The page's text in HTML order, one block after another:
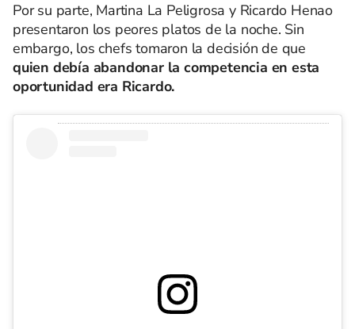
Por su parte, Martina La Peligrosa y Ricardo Henao
presentaron los peores platos de la noche. Sin
embargo, los chefs tomaron la decisión de que
quien debía abandonar la competencia en esta
oportunidad era Ricardo.